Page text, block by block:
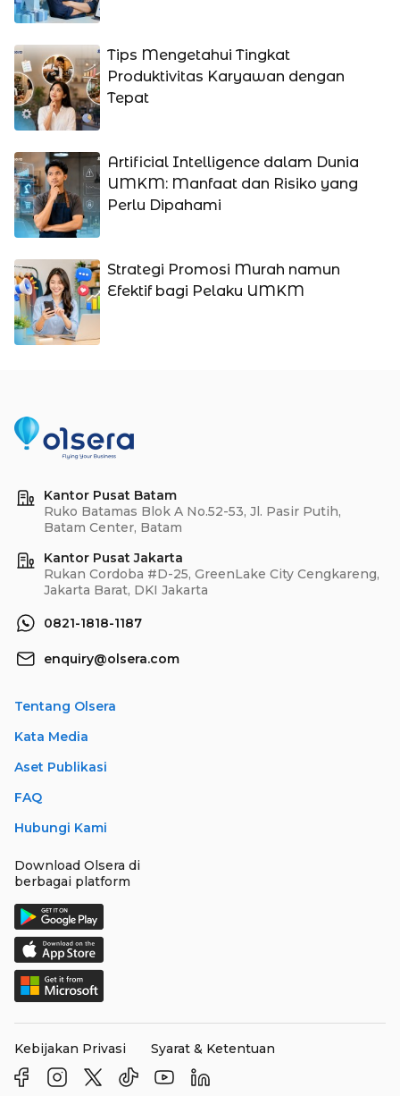
Tips Mengetahui Tingkat
Produktivitas Karyawan dengan
Tepat
Artificial Intelligence dalam Dunia
UMKM: Manfaat dan Risiko yang
Perlu Dipahami
Strategi Promosi Murah namun
Efektif bagi Pelaku UMKM
Kantor Pusat Batam
Ruko Batamas Blok A No.52-53, Jl. Pasir Putih,
Batam Center, Batam
Kantor Pusat Jakarta
Rukan Cordoba #D-25, GreenLake City Cengkareng,
Jakarta Barat, DKI Jakarta
0821-1818-1187
enquiry@olsera.com
Tentang Olsera
Kata Media
Aset Publikasi
FAQ
Hubungi Kami
Download Olsera di
berbagai platform
Kebijakan Privasi Syarat & Ketentuan